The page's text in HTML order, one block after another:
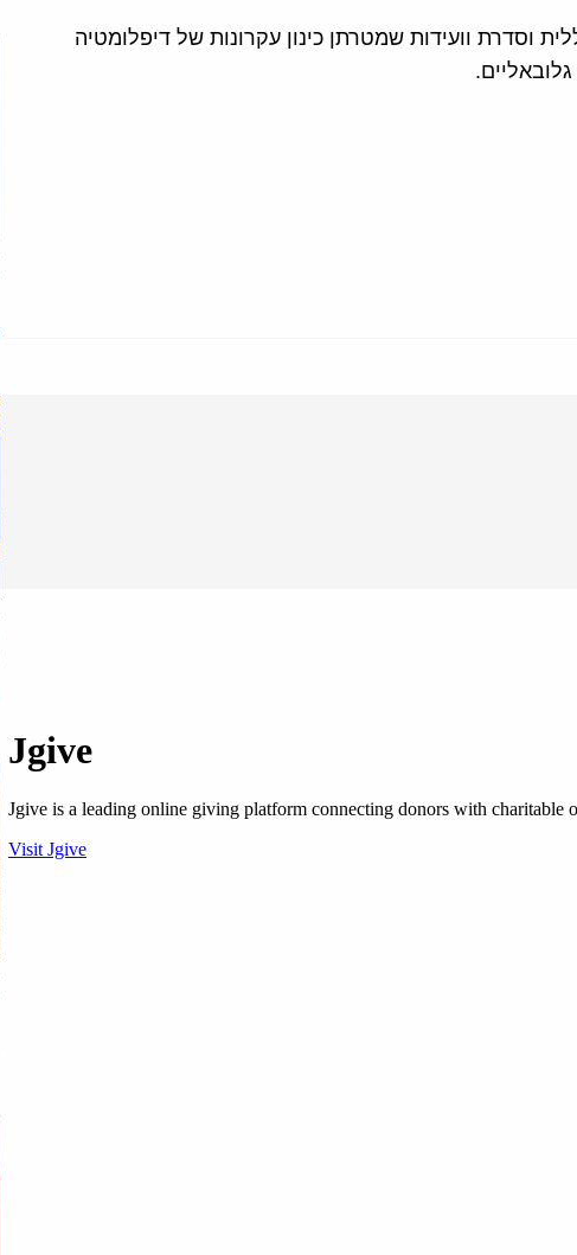
וסדרת וועידות שמטרתן כינון עקרונות של דיפלומטיה